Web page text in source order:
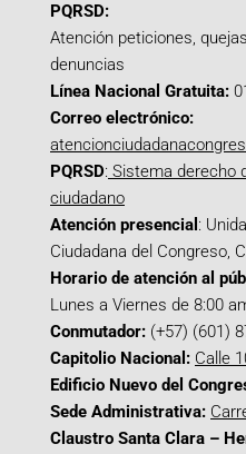
PQRSD:
Atención peticiones,
denuncias
Línea Nacional Gratuita:
Correo electrónico:
PQRSD: Sistema derecho
ciudadano
Atención presencial :
Ciudadana del Congreso,
Horario de atención al
Lunes a Viernes de 8:00
Conmutador: (+57) (601)
Capitolio Nacional: Calle
Edificio Nuevo del
Sede Administrativa:
Claustro Santa Clara –